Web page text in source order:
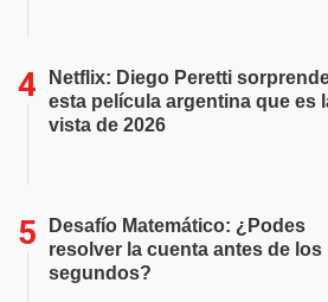
Netflix: Diego Peretti
esta película argentina que es
vista de 2026
Desafío Matemático: ¿Podes
resolver la cuenta antes de los
segundos?